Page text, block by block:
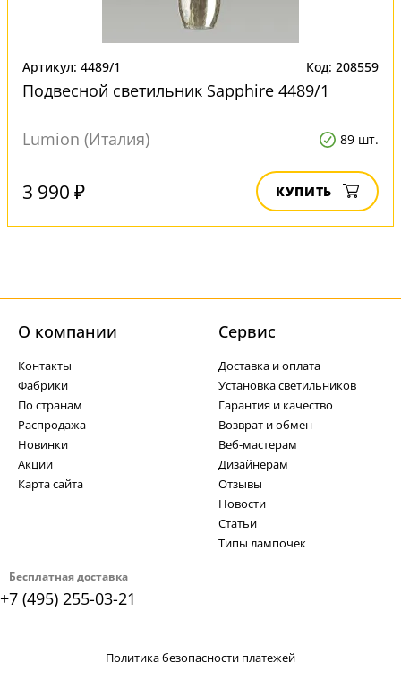
Артикул: 4489/1 Код: 208559
Подвесной светильник Sapphire 4489/1
Lumion (Италия) 89 шт.
3 990 ₽ КУПИТЬ
Бесплатная доставка
+7 (495) 255-03-21
О компании
Контакты
Фабрики
По странам
Распродажа
Новинки
Акции
Карта сайта
Cервис
Доставка и оплата
Установка светильников
Гарантия и качество
Возврат и обмен
Веб-мастерам
Дизайнерам
Отзывы
Новости
Статьи
Типы лампочек
Политика безопасности платежей